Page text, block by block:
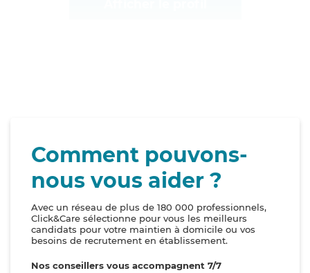
Comment pouvons-
nous vous aider ?
Avec un réseau de plus de 180 000 professionnels,
Click&Care sélectionne pour vous les meilleurs
candidats pour votre maintien à domicile ou vos
besoins de recrutement en établissement.
Nos conseillers vous accompagnent 7/7